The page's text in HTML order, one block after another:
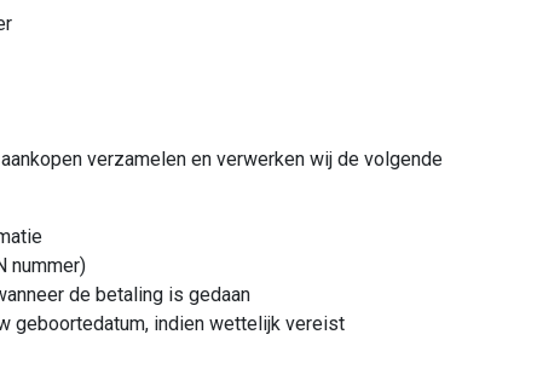
verzamelen en verwerken wij de volgende
nummer)
de betaling is gedaan
geboortedatum, indien wettelijk vereist